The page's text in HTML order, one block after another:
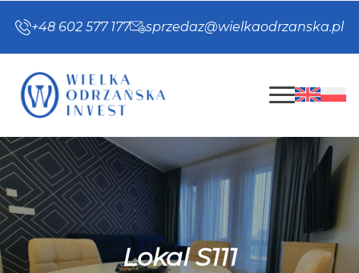
+48 602 577 177 sprzedaz@wielkaodrzanska.pl
Lokal S111